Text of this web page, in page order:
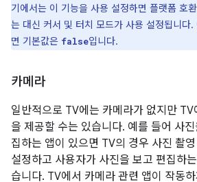
기에서는 이 기능을 사용 설정하면 플랫폼 호
는 대신 커서 및 터치 모드가 사용 설정됩니다
면 기본값은 false입니다.
카메라
일반적으로 TV에는 카메라가 없지만
을 제공할 수는 있습니다. 예를 들어 사
집하는 앱이 있으면 TV의 경우 사진 촬
설정하고 사용자가 사진을 보고 편집하
습니다. TV에서 카메라 관련 앱이 작동